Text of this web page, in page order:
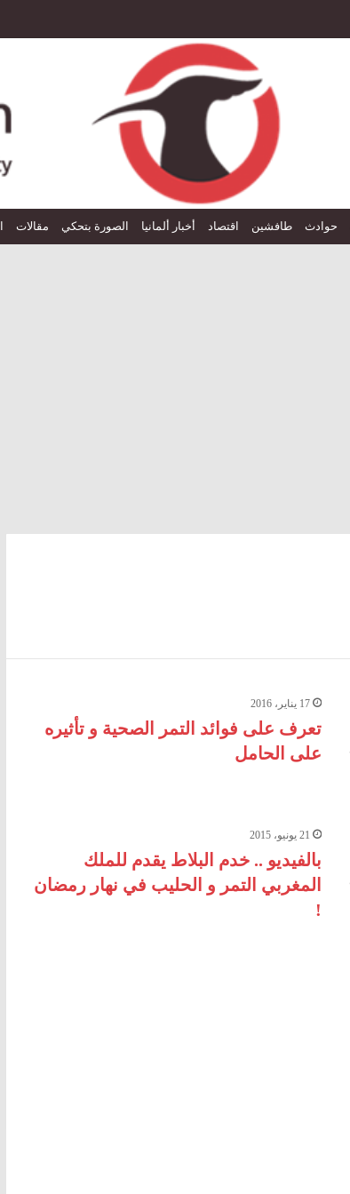
حوادث طافشين اقتصاد أخبار ألمانيا الصورة بتحكي مقالات
17 يناير، 2016
تعرف على فوائد التمر الصحية و تأثيره
على الحامل
21 يونيو، 2015
بالفيديو .. خدم البلاط يقدم للملك
المغربي التمر و الحليب في نهار رمضان
!